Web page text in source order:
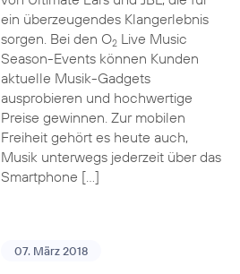
ein überzeugendes Klangerlebnis
sorgen. Bei den O2Live Music
Season-Events können Kunden
aktuelle Musik-Gadgets
ausprobieren und hochwertige
Preise gewinnen. Zur mobilen
Freiheit gehört es heute auch,
Musik unterwegs jederzeit über das
Smartphone […]
07. März 2018